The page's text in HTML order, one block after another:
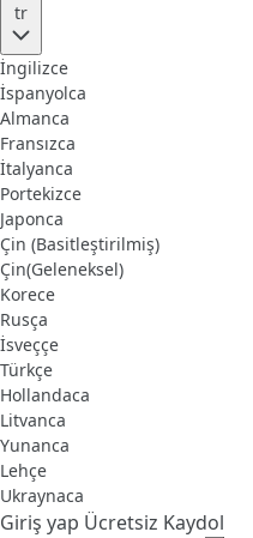
tr
İngilizce
İspanyolca
Almanca
Fransızca
İtalyanca
Portekizce
Japonca
Çin (Basitleştirilmiş)
Çin(Geleneksel)
Korece
Rusça
İsveççe
Türkçe
Hollandaca
Litvanca
Yunanca
Lehçe
Ukraynaca
Giriş yap Ücretsiz Kaydol